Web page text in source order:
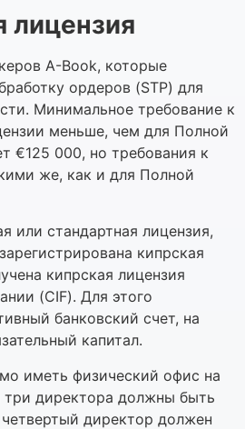
лицензия
A-Book, которые
ордеров (STP) для
Минимальное требование к
меньше, чем для Полной
€125 000, но требования к
же, как и для Полной
или стандартная лицензия,
кипрская
кипрская лицензия
(CIF). Для этого
банковский счет, на
капитал.
иметь физический офис на
директора должны быть
директор должен